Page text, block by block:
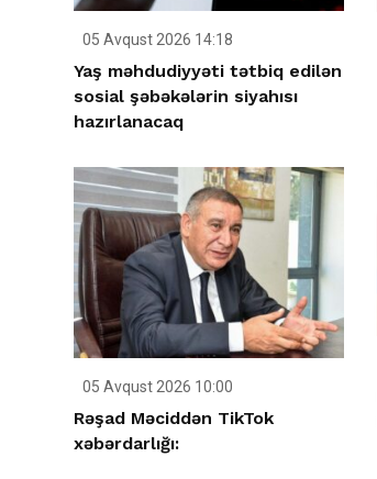
05 Avqust 2026 14:18
Yaş məhdudiyyəti tətbiq edilən
sosial şəbəkələrin siyahısı
hazırlanacaq
05 Avqust 2026 10:00
Rəşad Məciddən TikTok
xəbərdarlığı: